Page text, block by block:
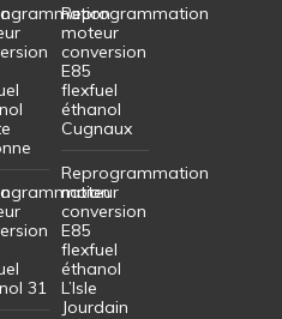
31
Reprogrammation
moteur
conversion
E85
flexfuel
éthanol
Cugnaux
Reprogrammation
moteur
conversion
E85
flexfuel
éthanol
L’Isle
Jourdain